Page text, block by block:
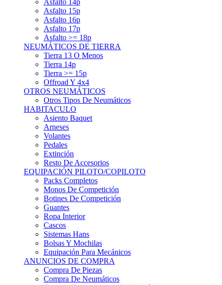
Asfalto 14p
Asfalto 15p
Asfalto 16p
Asfalto 17p
Asfalto >= 18p
NEUMÁTICOS DE TIERRA
Tierra 13 O Menos
Tierra 14p
Tierra >= 15p
Offroad Y 4x4
OTROS NEUMÁTICOS
Otros Tipos De Neumáticos
HABITACULO
Asiento Baquet
Arneses
Volantes
Pedales
Extinción
Resto De Accesorios
EQUIPACIÓN PILOTO/COPILOTO
Packs Completos
Monos De Competición
Botines De Competición
Guantes
Ropa Interior
Cascos
Sistemas Hans
Bolsas Y Mochilas
Equipación Para Mecánicos
ANUNCIOS DE COMPRA
Compra De Piezas
Compra De Neumáticos